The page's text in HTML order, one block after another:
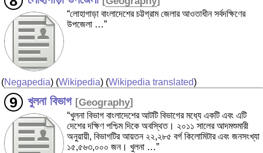
“লোহাগাড়া বাংলাদেশের চট্টগ্রাম জেলার আওতাধীন সর্বদক্ষিণের
উপজেলা …”
(Negapedia) (Wikipedia) (Wikipedia translated)
খুলনা বিভাগ [Geography]
“খুলনা বিভাগ বাংলাদেশের আটটি বিভাগের মধ্যে একটি এবং এটি
দেশের দক্ষিণ পশ্চিম দিকে অবস্থিত। ২০১১ সালের আদমশুমারী
অনুয়ায়ী, বিভাগটির আয়তন ২২,২৮৫ বর্গ কিলোমিটার এবং জনসংখ্যা
১৫,৫৬৩,০০০ জন। খুলনা …”